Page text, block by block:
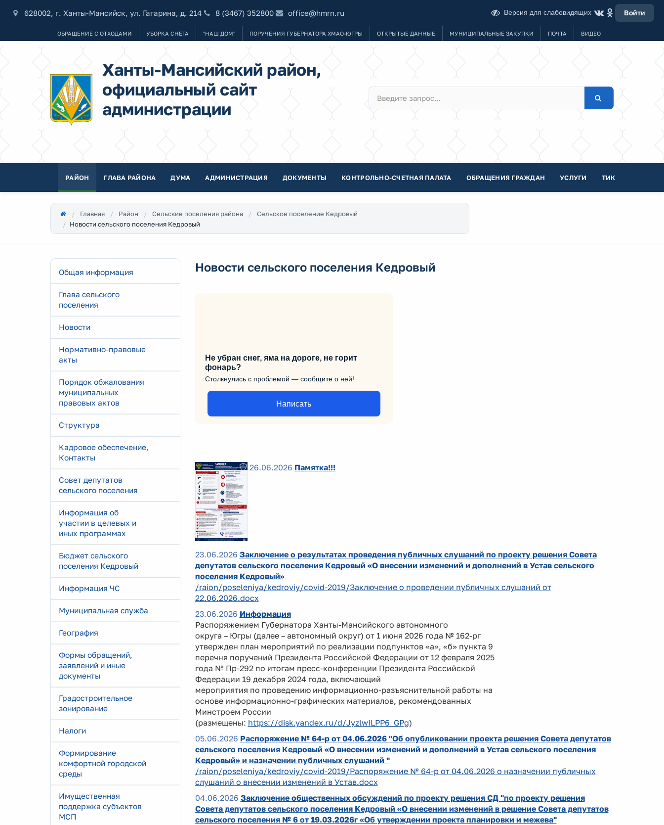
628002, г. Ханты-Мансийск, ул. Гагарина, д. 214 8 (3467) 352800 office@hmrn.ru Версия для слабовидящих Войти
ОБРАЩЕНИЕ С ОТХОДАМИ УБОРКА СНЕГА "НАШ ДОМ" ПОРУЧЕНИЯ ГУБЕРНАТОРА ХМАО-ЮГРЫ ОТКРЫТЫЕ ДАННЫЕ МУНИЦИПАЛЬНЫЕ ЗАКУПКИ ПОЧТА ВИДЕО
Ханты-Мансийский район,
официальный сайт
администрации
РАЙОН ГЛАВА РАЙОНА ДУМА АДМИНИСТРАЦИЯ ДОКУМЕНТЫ КОНТРОЛЬНО-СЧЕТНАЯ ПАЛАТА ОБРАЩЕНИЯ ГРАЖДАН УСЛУГИ ТИК
Главная Район Сельские поселения района
Сельское поселение Кедровый
Новости сельского поселения Кедровый
Общая информация
Глава сельского
поселения
Новости
Нормативно-правовые
акты
Порядок обжалования
муниципальных
правовых актов
Структура
Кадровое обеспечение,
Контакты
Совет депутатов
сельского поселения
Информация об
участии в целевых и
иных программах
Бюджет сельского
поселения Кедровый
Информация ЧС
Муниципальная служба
География
Формы обращений,
заявлений и иные
документы
Градостроительное
зонирование
Налоги
Формирование
комфортной городской
среды
Имущественная
поддержка субъектов
МСП
Новости сельского поселения Кедровый
Не убран снег, яма на дороге, не горит
фонарь?
Столкнулись с проблемой — сообщите о ней!
Написать
26.06.2026 Памятка!!!
23.06.2026 Заключение о результатах проведения публичных слушаний по проекту решения Совета
депутатов сельского поселения Кедровый «О внесении изменений и дополнений в Устав сельского
поселения Кедровый»
/raion/poseleniya/kedroviy/covid-2019/Заключение о проведении публичных слушаний от
22.06.2026.docx
23.06.2026 Информация
Распоряжением Губернатора Ханты-Мансийского автономного
округа – Югры (далее – автономный округ) от 1 июня 2026 года № 162-рг
утвержден план мероприятий по реализации подпунктов «а», «б» пункта 9
перечня поручений Президента Российской Федерации от 12 февраля 2025
года № Пр-292 по итогам пресс-конференции Президента Российской
Федерации 19 декабря 2024 года, включающий
мероприятия по проведению информационно-разъяснительной работы на
основе информационно-графических материалов, рекомендованных
Минстроем России
(размещены: https://disk.yandex.ru/d/JyzlwILPP6_GPg)
05.06.2026 Распоряжение № 64-р от 04.06.2026 "Об опубликовании проекта решения Совета депутатов
сельского поселения Кедровый «О внесении изменений и дополнений в Устав сельского поселения
Кедровый» и назначении публичных слушаний "
/raion/poseleniya/kedroviy/covid-2019/Распоряжение № 64-р от 04.06.2026 о назначении публичных
слушаний о внесении изменений в Устав.docx
04.06.2026 Заключение общественных обсуждений по проекту решения СД "по проекту решения
Совета депутатов сельского поселения Кедровый «О внесении изменений в решение Совета депутатов
сельского поселения № 6 от 19.03.2026г «Об утверждении проекта планировки и межева"